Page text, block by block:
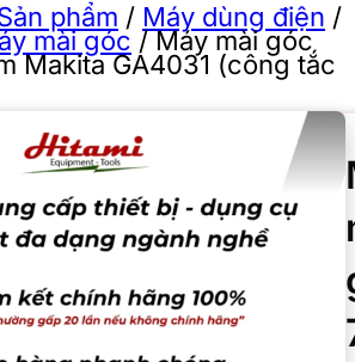
phẩm / Máy dùng điện /
mài góc /Máy mài góc
Makita GA4031 (công tắc